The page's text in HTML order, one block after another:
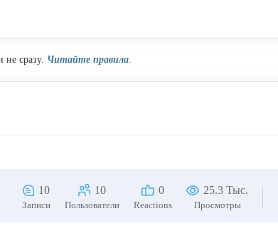
сразу. Читайте правила.
10
Записи
10
Пользователи
0
Reactions
25.3 Тыс.
Просмотры